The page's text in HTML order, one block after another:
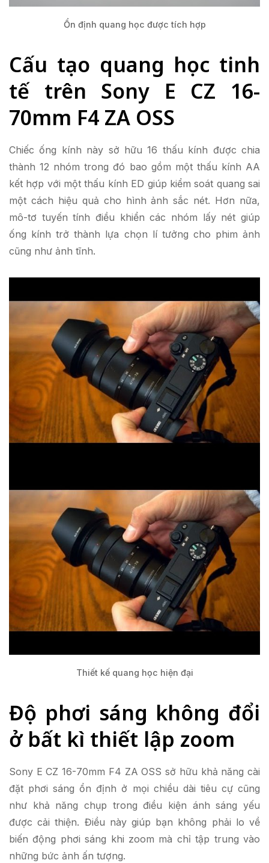
Ổn định quang học được tích hợp
Cấu tạo quang học tinh
tế trên Sony E CZ 16-
70mm F4 ZA OSS
Chiếc ống kính này sở hữu 16 thấu kính được chia
thành 12 nhóm trong đó bao gồm một thấu kính AA
kết hợp với một thấu kính ED giúp kiểm soát quang sai
một cách hiệu quả cho hình ảnh sắc nét. Hơn nữa,
mô-tơ tuyến tính điều khiển các nhóm lấy nét giúp
ống kính trở thành lựa chọn lí tưởng cho phim ảnh
cũng như ảnh tĩnh.
Thiết kế quang học hiện đại
Độ phơi sáng không đổi
ở bất kì thiết lập zoom
Sony E CZ 16-70mm F4 ZA OSS sở hữu khả năng cài
đặt phơi sáng ổn định ở mọi chiều dài tiêu cự cũng
như khả năng chụp trong điều kiện ánh sáng yếu
được cải thiện. Điều này giúp bạn không phải lo về
biến động phơi sáng khi zoom mà chỉ tập trung vào
những bức ảnh ấn tượng.